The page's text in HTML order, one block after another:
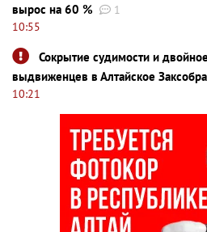
вырос на 60 %
1
10:55
Сокрытие судимости и
выдвиженцев в Алтайское
10:21